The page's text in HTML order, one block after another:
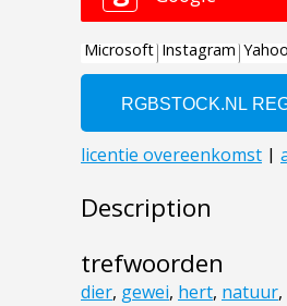
Description
trefwoorden
dier, gewei, hert, natuur,